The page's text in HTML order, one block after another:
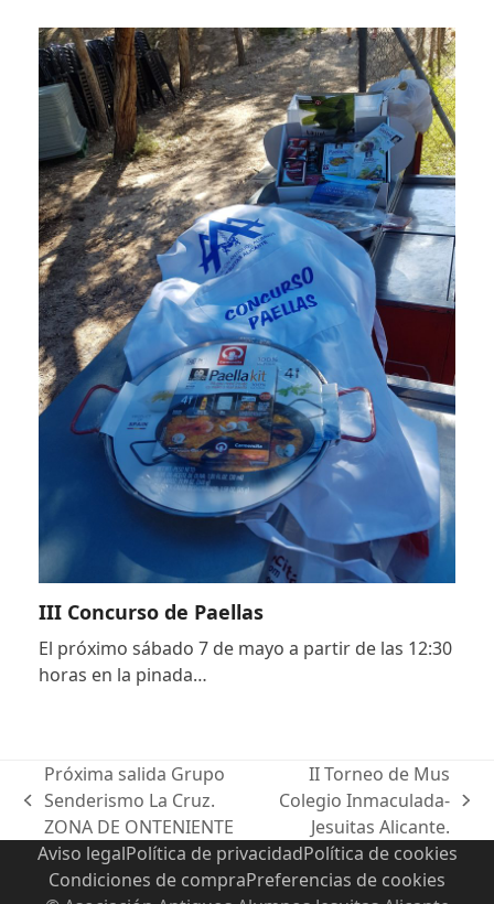
III Concurso de Paellas
El próximo sábado 7 de mayo a partir de las 12:30
horas en la pinada…
previous
post:
Próxima salida Grupo
Senderismo La Cruz.
ZONA DE ONTENIENTE
next
post:
II Torneo de Mus
Colegio Inmaculada-
Jesuitas Alicante.
Aviso legalPolítica de privacidadPolítica de cookies
Condiciones de compraPreferencias de cookies